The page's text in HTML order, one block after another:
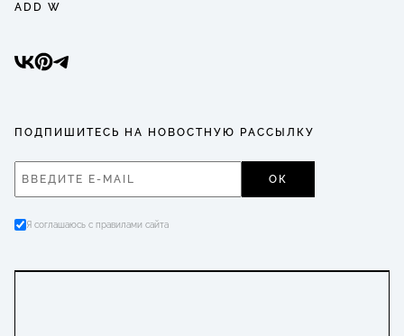
ADD W
ПОДПИШИТЕСЬ НА НОВОСТНУЮ РАССЫЛКУ
ОК
Я соглашаюсь с правилами сайта